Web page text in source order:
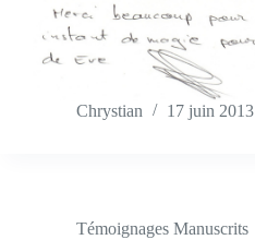
Chrystian 17 juin 2013
Témoignages Manuscrits